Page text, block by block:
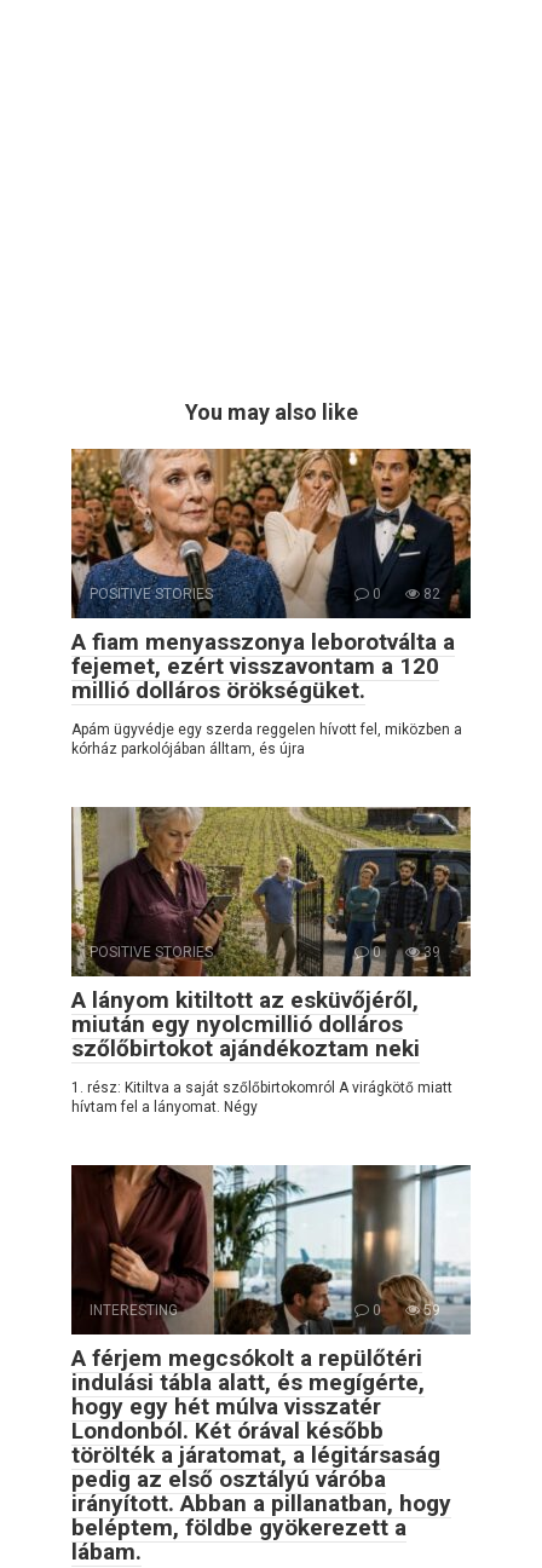
You may also like
POSITIVE STORIES 0 82
A fiam menyasszonya leborotválta a
fejemet, ezért visszavontam a 120
millió dolláros örökségüket.
Apám ügyvédje egy szerda reggelen hívott fel, miközben a
kórház parkolójában álltam, és újra
POSITIVE STORIES 0 39
A lányom kitiltott az esküvőjéről,
miután egy nyolcmillió dolláros
szőlőbirtokot ajándékoztam neki
1. rész: Kitiltva a saját szőlőbirtokomról A virágkötő miatt
hívtam fel a lányomat. Négy
INTERESTING 0 59
A férjem megcsókolt a repülőtéri
indulási tábla alatt, és megígérte,
hogy egy hét múlva visszatér
Londonból. Két órával később
törölték a járatomat, a légitársaság
pedig az első osztályú váróba
irányított. Abban a pillanatban, hogy
beléptem, földbe gyökerezett a
lábam.